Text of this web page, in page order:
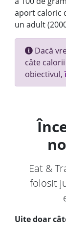
aport caloric
un adult
Dacă
câte
obiectivul,
Eat &
folosit
Uite doar